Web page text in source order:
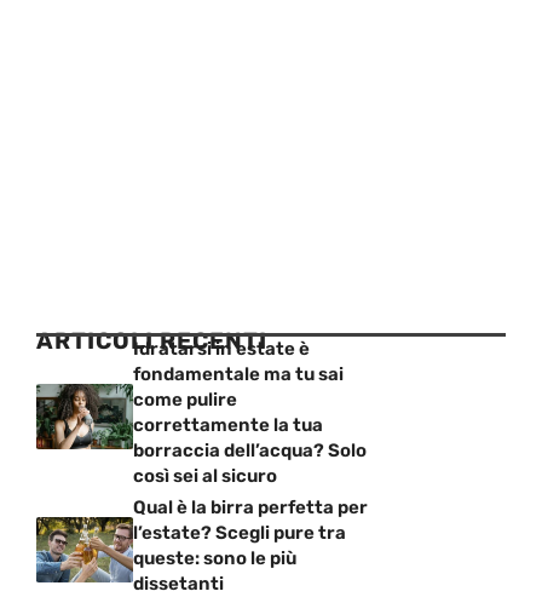
ARTICOLI RECENTI
Idratarsi in estate è
fondamentale ma tu sai
come pulire
correttamente la tua
borraccia dell’acqua? Solo
così sei al sicuro
Qual è la birra perfetta per
l’estate? Scegli pure tra
queste: sono le più
dissetanti